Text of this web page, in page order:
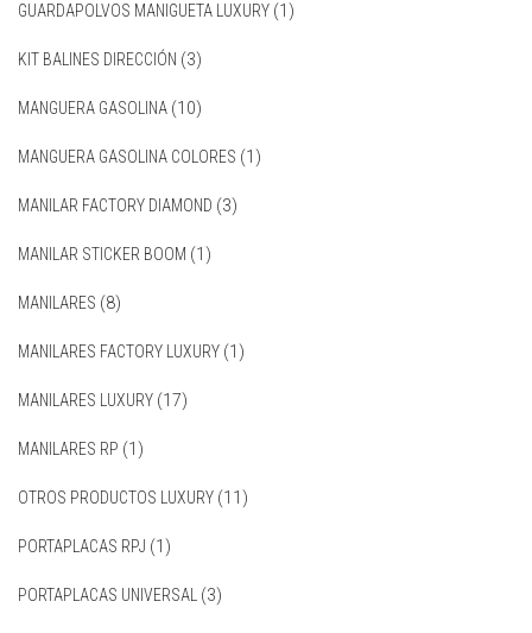
GUARDAPOLVOS MANIGUETA LUXURY (1)
KIT BALINES DIRECCIÓN (3)
MANGUERA GASOLINA (10)
MANGUERA GASOLINA COLORES (1)
MANILAR FACTORY DIAMOND (3)
MANILAR STICKER BOOM (1)
MANILARES (8)
MANILARES FACTORY LUXURY (1)
MANILARES LUXURY (17)
MANILARES RP (1)
OTROS PRODUCTOS LUXURY (11)
PORTAPLACAS RPJ (1)
PORTAPLACAS UNIVERSAL (3)